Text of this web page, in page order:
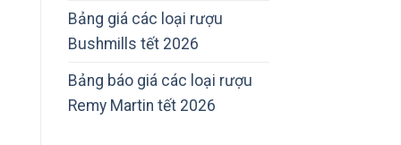
Bảng giá các loại rượu
Bushmills tết 2026
Bảng báo giá các loại rượu
Remy Martin tết 2026